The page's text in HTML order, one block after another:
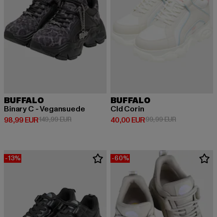
BUFFALO
Binary C - Vegansuede
98,99 EUR
Derzeitiger Preis: 98,99 EUR
149,99 EURAktionspreis: 149,99 EUR
BUFFALO
Cld Corin
40,00 EUR
Derzeitiger Preis: 40,00 EUR
99,99 EURAktionspreis:
-13% -60%